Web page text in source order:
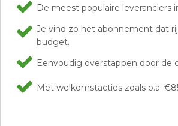
De meest populaire leveranciers
Je vind zo het abonnement dat
budget.
Eenvoudig overstappen door de
Met welkomstacties zoals o.a.